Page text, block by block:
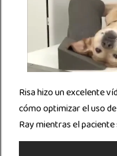
Risa hizo un excelente
cómo optimizar el uso
Ray mientras el